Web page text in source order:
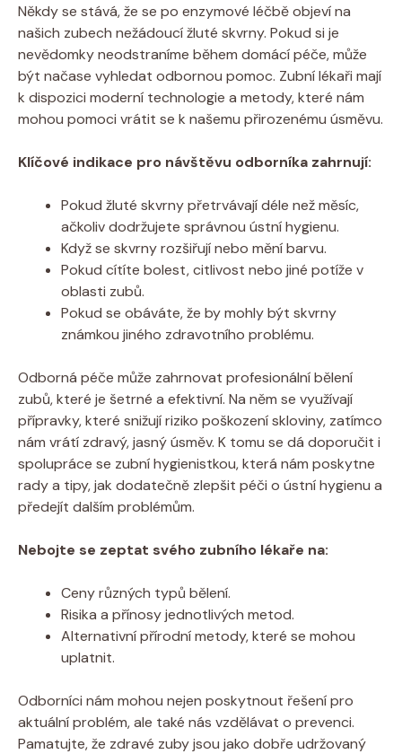
Někdy se stává, že se po enzymové léčbě objeví na
našich zubech nežádoucí žluté skvrny. Pokud si je
nevědomky neodstraníme během domácí péče, může
být načase vyhledat odbornou pomoc. Zubní lékaři mají
k dispozici moderní technologie a metody, které nám
mohou pomoci vrátit se k našemu přirozenému úsměvu.
Klíčové indikace pro návštěvu odborníka zahrnují:
Pokud žluté skvrny přetrvávají déle než měsíc,
ačkoliv dodržujete správnou ústní hygienu.
Když se skvrny rozšiřují nebo mění barvu.
Pokud cítíte bolest, citlivost nebo jiné potíže v
oblasti zubů.
Pokud se obáváte, že by mohly být skvrny
známkou jiného zdravotního problému.
Odborná péče může zahrnovat profesionální bělení
zubů, které je šetrné a efektivní. Na něm se využívají
přípravky, které snižují riziko poškození skloviny, zatímco
nám vrátí zdravý, jasný úsměv. K tomu se dá doporučit i
spolupráce se zubní hygienistkou, která nám poskytne
rady a tipy, jak dodatečně zlepšit péči o ústní hygienu a
předejít dalším problémům.
Nebojte se zeptat svého zubního lékaře na:
Ceny různých typů bělení.
Risika a přínosy jednotlivých metod.
Alternativní přírodní metody, které se mohou
uplatnit.
Odborníci nám mohou nejen poskytnout řešení pro
aktuální problém, ale také nás vzdělávat o prevenci.
Pamatujte, že zdravé zuby jsou jako dobře udržovaný